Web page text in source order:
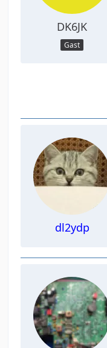
DK6JK
Gast
dl2ydp